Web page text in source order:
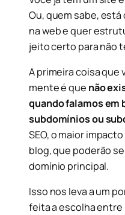
Ou, quem sabe,
na web e quer
jeito certo para não
A primeira coisa que
mente é que não
quando falamos em
subdomínios ou
SEO, o maior
blog, que poderão
domínio principal.
Isso nos leva a um
feita a escolha entre